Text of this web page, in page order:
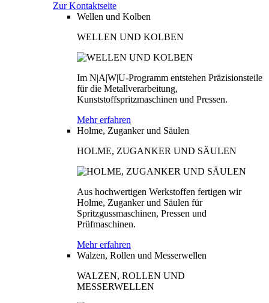
Zur Kontaktseite
Wellen und Kolben
WELLEN UND KOLBEN
Im N|A|W|U-Programm entstehen Präzisionsteile
für die Metallverarbeitung,
Kunststoffspritzmaschinen und Pressen.
Mehr erfahren
Holme, Zuganker und Säulen
HOLME, ZUGANKER UND SÄULEN
Aus hochwertigen Werkstoffen fertigen wir
Holme, Zuganker und Säulen für
Spritzgussmaschinen, Pressen und
Prüfmaschinen.
Mehr erfahren
Walzen, Rollen und Messerwellen
WALZEN, ROLLEN UND
MESSERWELLEN